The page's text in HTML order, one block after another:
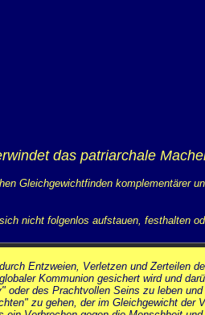
das patriarchale
Gleichgewichtfinden komplementärer
nicht folgenlos aufstauen, festhalten
Entzweien, Verletzen und Zerteilen
Kommunion gesichert wird und
des Prachtvollen Seins zu leben
zu gehen, der im Gleichgewicht der